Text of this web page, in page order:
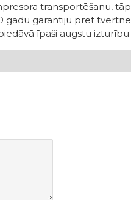
transportēšanu,
gadu garantiju pret
īpaši augstu